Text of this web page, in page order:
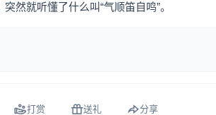
然就听懂了什么叫“气顺笛自鸣”。
打赏 送礼 分享